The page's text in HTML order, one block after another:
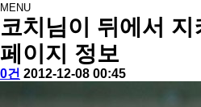
MENU
photo
코치님이 뒤에서 지
페이지 정보
작
심
댓
0건 작
2012-12-08 00:45